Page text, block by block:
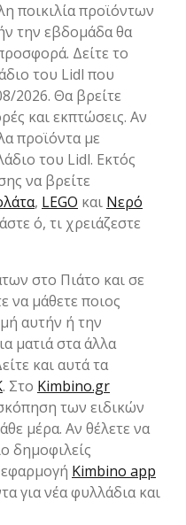
ποικιλία προϊόντων
την εβδομάδα θα
Δείτε το
του Lidl που
2026. Θα βρείτε
και εκπτώσεις. Αν
προϊόντα με
του Lidl. Εκτός
να βρείτε
, LEGO και Νερό
ό, τι χρειάζεστε
στο Πιάτο και σε
να μάθετε ποιος
αυτήν ή την
ματιά στα άλλα
και αυτά τα
. Στο Kimbino.gr
των ειδικών
μέρα. Αν θέλετε να
δημοφιλείς
Kimbino app
για νέα φυλλάδια και